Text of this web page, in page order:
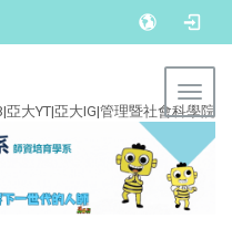
|亞大YT|亞大IG|管理暨社會科學院